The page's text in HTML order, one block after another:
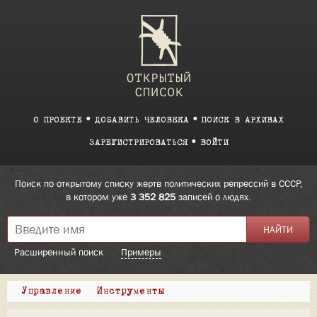
О ПРОЕКТЕ ДОБАВИТЬ ЧЕЛОВЕКА ПОИСК В АРХИВАХ
ЗАРЕГИСТРИРОВАТЬСЯ ВОЙТИ
Поиск по открытому списку жертв политических репрессий в СССР,
в котором уже 3 352 825 записей о людях.
Расширенный поиск Примеры
Управление Инструменты